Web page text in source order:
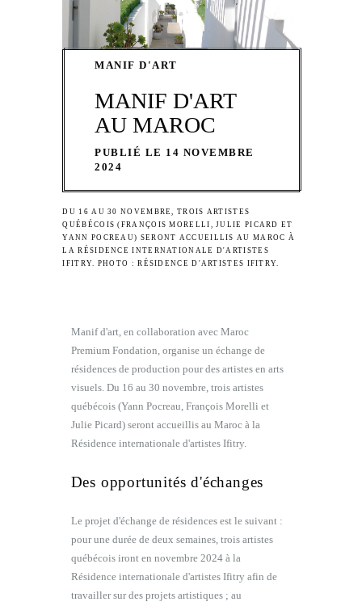
MANIF D'ART
MANIF D'ART
AU MAROC
PUBLIÉ LE 14 NOVEMBRE
2024
DU 16 AU 30 NOVEMBRE, TROIS ARTISTES
QUÉBÉCOIS (FRANÇOIS MORELLI, JULIE PICARD ET
YANN POCREAU) SERONT ACCUEILLIS AU MAROC À
LA RÉSIDENCE INTERNATIONALE D'ARTISTES
IFITRY. PHOTO : RÉSIDENCE D'ARTISTES IFITRY.
Manif d'art, en collaboration avec Maroc
Premium Fondation, organise un échange de
résidences de production pour des artistes en arts
visuels. Du 16 au 30 novembre, trois artistes
québécois (Yann Pocreau, François Morelli et
Julie Picard) seront accueillis au Maroc à la
Résidence internationale d'artistes Ifitry.
Des opportunités d'échanges
Le projet d'échange de résidences est le suivant :
pour une durée de deux semaines, trois artistes
québécois iront en novembre 2024 à la
Résidence internationale d'artistes Ifitry afin de
travailler sur des projets artistiques ; au